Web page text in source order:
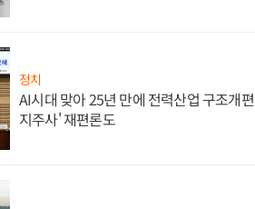
정치
AI시대 맞아 25년 만에 전력산업 구조개
지주사' 재편론도